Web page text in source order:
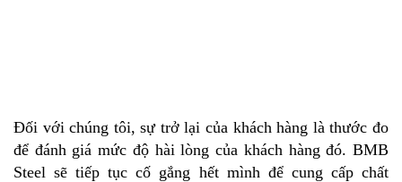
Đối với chúng tôi, sự trở lại của khách hàng là thước đo
để đánh giá mức độ hài lòng của khách hàng đó. BMB
Steel sẽ tiếp tục cố gắng hết mình để cung cấp chất